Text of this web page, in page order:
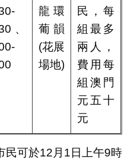
、
龍環
葡韻
(花展
場地)
民，每
組最多
兩人，
費用每
組澳門
元五十
元
民可於12月1日上午9時